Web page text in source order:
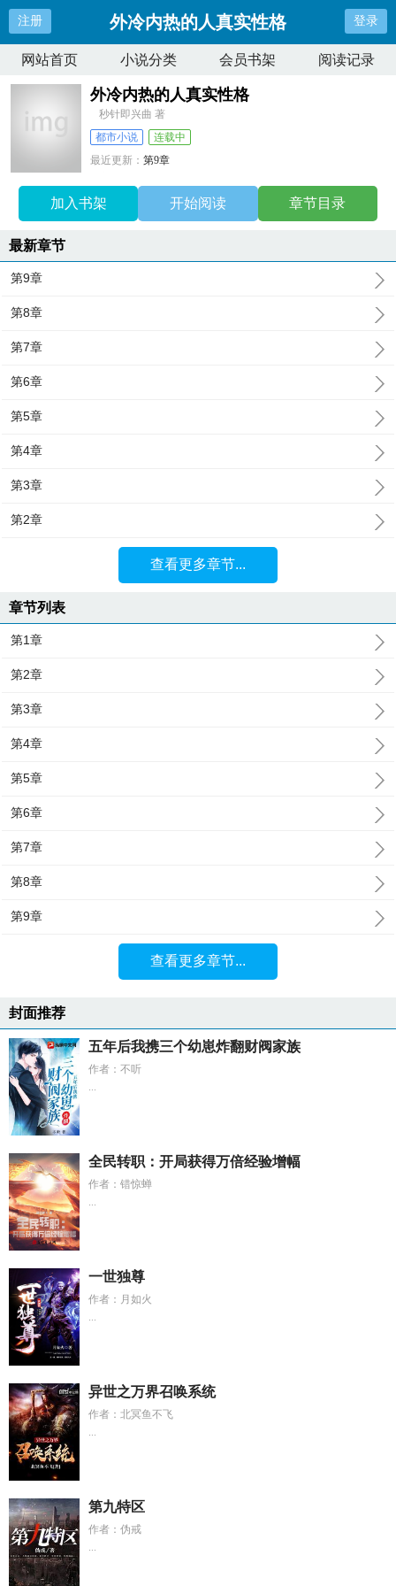
注册 外冷内热的人真实性格 登录
网站首页 小说分类 会员书架 阅读记录
外冷内热的人真实性格
秒针即兴曲 著
都市小说
连载中
最近更新：第9章
加入书架 开始阅读 章节目录
最新章节
第9章
第8章
第7章
第6章
第5章
第4章
第3章
第2章
查看更多章节...
章节列表
第1章
第2章
第3章
第4章
第5章
第6章
第7章
第8章
第9章
查看更多章节...
封面推荐
五年后我携三个幼崽炸翻财阀家族
作者：不听
...
全民转职：开局获得万倍经验增幅
作者：错惊蝉
...
一世独尊
作者：月如火
...
异世之万界召唤系统
作者：北冥鱼不飞
...
第九特区
作者：伪戒
...